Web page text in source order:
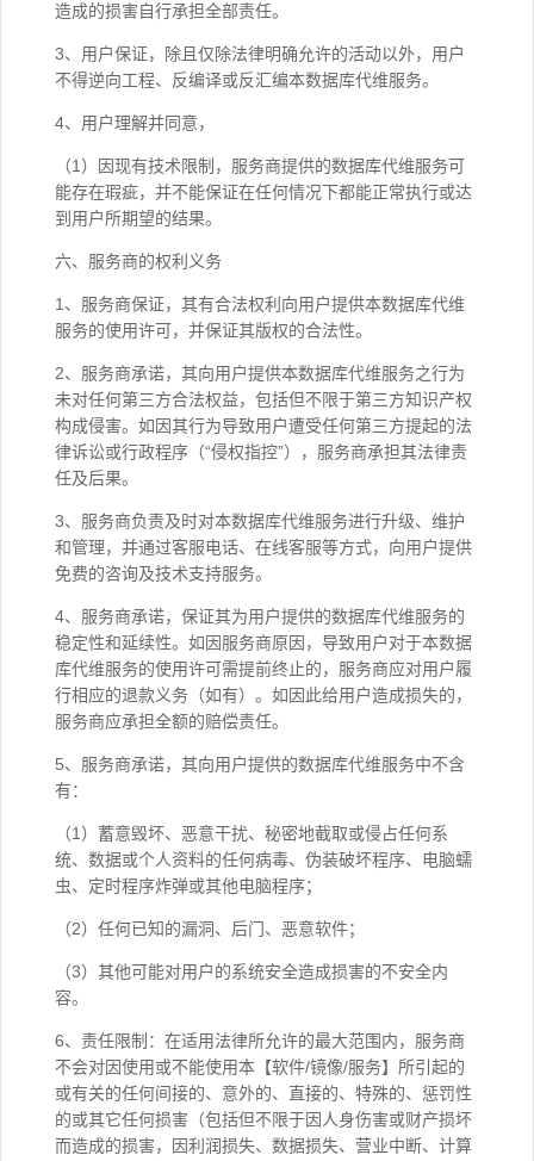
造成的损害自行承担全部责任。
3、用户保证，除且仅除法律明确允许的活动以外，用户
不得逆向工程、反编译或反汇编本数据库代维服务。
4、用户理解并同意，
（1）因现有技术限制，服务商提供的数据库代维服务可
能存在瑕疵，并不能保证在任何情况下都能正常执行或达
到用户所期望的结果。
六、服务商的权利义务
1、服务商保证，其有合法权利向用户提供本数据库代维
服务的使用许可，并保证其版权的合法性。
2、服务商承诺，其向用户提供本数据库代维服务之行为
未对任何第三方合法权益，包括但不限于第三方知识产权
构成侵害。如因其行为导致用户遭受任何第三方提起的法
律诉讼或行政程序（“侵权指控”），服务商承担其法律责
任及后果。
3、服务商负责及时对本数据库代维服务进行升级、维护
和管理，并通过客服电话、在线客服等方式，向用户提供
免费的咨询及技术支持服务。
4、服务商承诺，保证其为用户提供的数据库代维服务的
稳定性和延续性。如因服务商原因，导致用户对于本数据
库代维服务的使用许可需提前终止的，服务商应对用户履
行相应的退款义务（如有）。如因此给用户造成损失的，
服务商应承担全额的赔偿责任。
5、服务商承诺，其向用户提供的数据库代维服务中不含
有：
（1）蓄意毁坏、恶意干扰、秘密地截取或侵占任何系
统、数据或个人资料的任何病毒、伪装破坏程序、电脑蠕
虫、定时程序炸弹或其他电脑程序；
（2）任何已知的漏洞、后门、恶意软件；
（3）其他可能对用户的系统安全造成损害的不安全内
容。
6、责任限制：在适用法律所允许的最大范围内，服务商
不会对因使用或不能使用本【软件/镜像/服务】所引起的
或有关的任何间接的、意外的、直接的、特殊的、惩罚性
的或其它任何损害（包括但不限于因人身伤害或财产损坏
而造成的损害，因利润损失、数据损失、营业中断、计算